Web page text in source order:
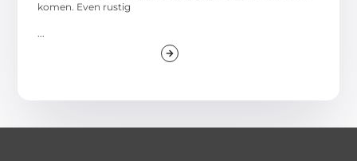
komen. Even rustig